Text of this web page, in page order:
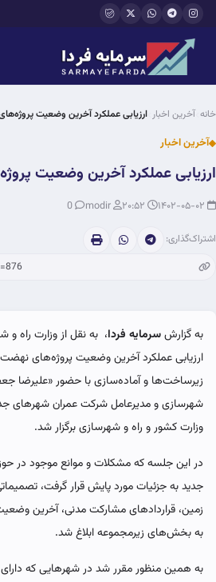
رفتن به محتوای اصلی
خانه آخرین اخبار ارزیابی عملکرد آخرین وضعیت
آخرین اخبار
ارزیابی عملکرد آخرین وضعیت
اشتراک‌گذاری:
به گزارشسرمایه فردا، به نقل از وزارت راه
ارزیابی عملکرد آخرین وضعیت پروژه‌های
زیرساخت‌ها و آماده‌سازی با حضور «علیرضا
شهرسازی و مدیرعامل شرکت عمران شهرهای
وزارت کشور و راه و شهرسازی برگزار شد.
در این جلسه که مشکلات و موانع موجود در
جدید به جزئیات مورد پایش قرار گرفت،
زمین، قراردادهای مشارکت مدنی، آخرین
به بخش‌های زیرمجموعه ابلاغ شد.
به همین منظور مقرر شد در شهرهایی که